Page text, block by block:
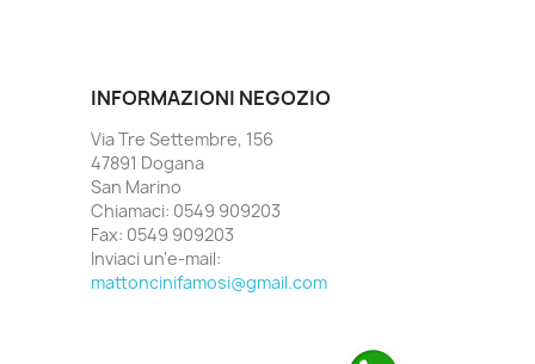
INFORMAZIONI NEGOZIO
Via Tre Settembre, 156
47891 Dogana
San Marino
Chiamaci: 0549 909203
Fax: 0549 909203
Inviaci un'e-mail:
mattoncinifamosi@gmail.com